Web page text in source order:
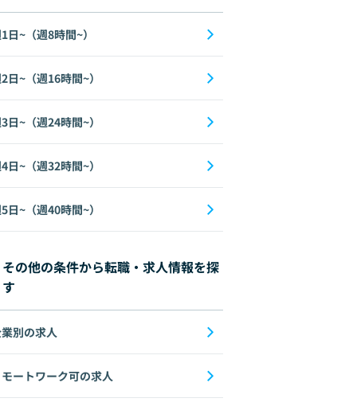
日~（週8時間~）
日~（週16時間~）
日~（週24時間~）
日~（週32時間~）
日~（週40時間~）
その他の条件から転職・求人情報を探
す
別の求人
モートワーク可の求人